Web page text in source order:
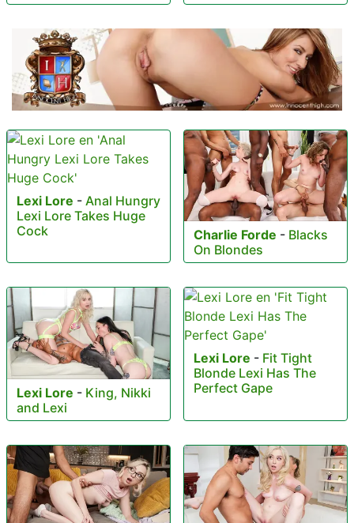
Lexi Lore - Anal Hungry
Lexi Lore Takes Huge
Cock
Charlie Forde - Blacks
On Blondes
Lexi Lore - King, Nikki
and Lexi
Lexi Lore - Fit Tight
Blonde Lexi Has The
Perfect Gape